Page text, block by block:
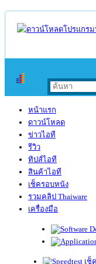
หน้าแรก
ดาวน์โหลด
ข่าวไอที
รีวิว
ทิปส์ไอที
สินค้าไอที
เช็ครอบหนัง
รวมคลิป Thaiware
เครื่องมือ
เช็